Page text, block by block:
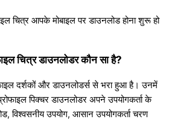
चित्र आपके मोबाइल पर डाउनलोड होना शुरू हो
चित्र डाउनलोडर कौन सा है?
दर्शकों और डाउनलोडर्स से भरा हुआ है। उनमें
पिक्चर डाउनलोडर अपने उपयोगकर्ता के
उपयोग, आसान उपयोगकर्ता चरण